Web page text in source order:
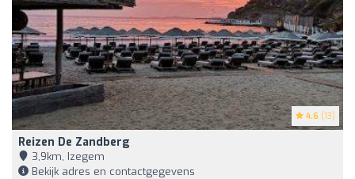
4.6 (13)
Reizen De Zandberg
3,9km, Izegem
Bekijk adres en contactgegevens